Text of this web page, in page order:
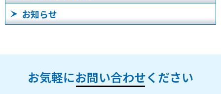
お知らせ
お気軽にお問い合わせください